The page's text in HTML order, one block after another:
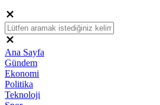
Ana Sayfa
Gündem
Ekonomi
Politika
Teknoloji